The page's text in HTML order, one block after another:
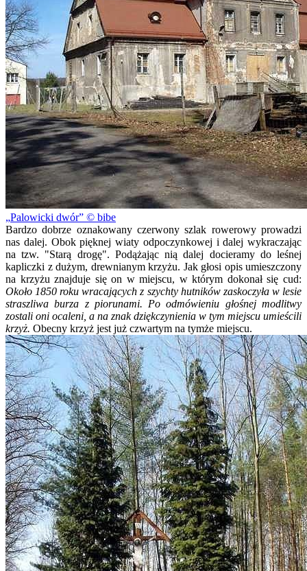
Palowicki dwór
© bibe
Bardzo dobrze oznakowany czerwony szlak rowerowy prowadzi
nas dalej. Obok pięknej wiaty odpoczynkowej i dalej wykraczając
na tzw. "Starą drogę". Podążając nią dalej docieramy do leśnej
kapliczki z dużym, drewnianym krzyżu. Jak głosi opis umieszczony
na krzyżu znajduje się on w miejscu, w którym dokonał się cud:
Około 1850 roku wracających z szychty hutników zaskoczyła w lesie
straszliwa burza z piorunami. Po odmówieniu głośnej modlitwy
zostali oni ocaleni, a na znak dziękczynienia w tym miejscu umieścili
krzyż. Obecny krzyż jest już czwartym na tymże miejscu.